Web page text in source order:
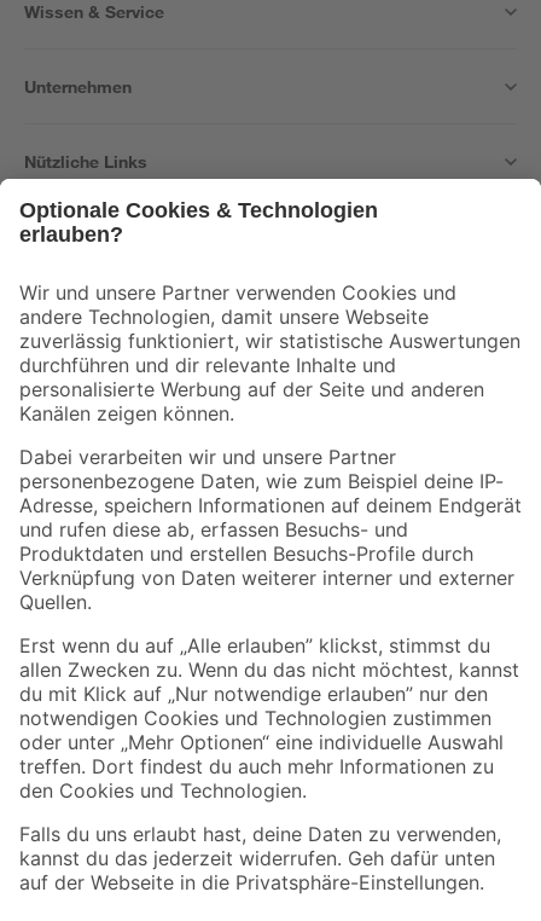
Wissen & Service
Unternehmen
Nützliche Links
Der toom Newsletter: Keine Angebote und Aktionen mehr verpassen!
Zur Newsletter Anmeldung
Folge uns
Zahlungsarten Versandarten
Sicher einkaufen
Jetzt die toom-App herunterladen
Alle Preisangaben in EUR inkl. gesetzl. MwSt.. Die dargestellten Angebote sind unter
Umständen nicht in allen Märkten verfügbar. Die angegebenen Verfügbarkeiten beziehen